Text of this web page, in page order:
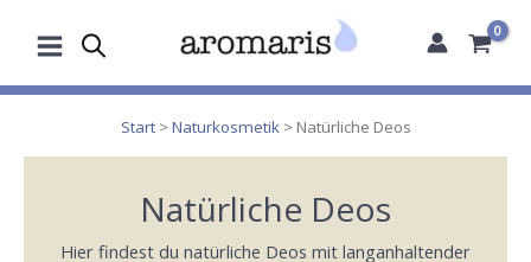
Inhalt
Start>Naturkosmetik > Natürliche Deos
Natürliche Deos
Hier findest du natürliche Deos mit langanhaltender